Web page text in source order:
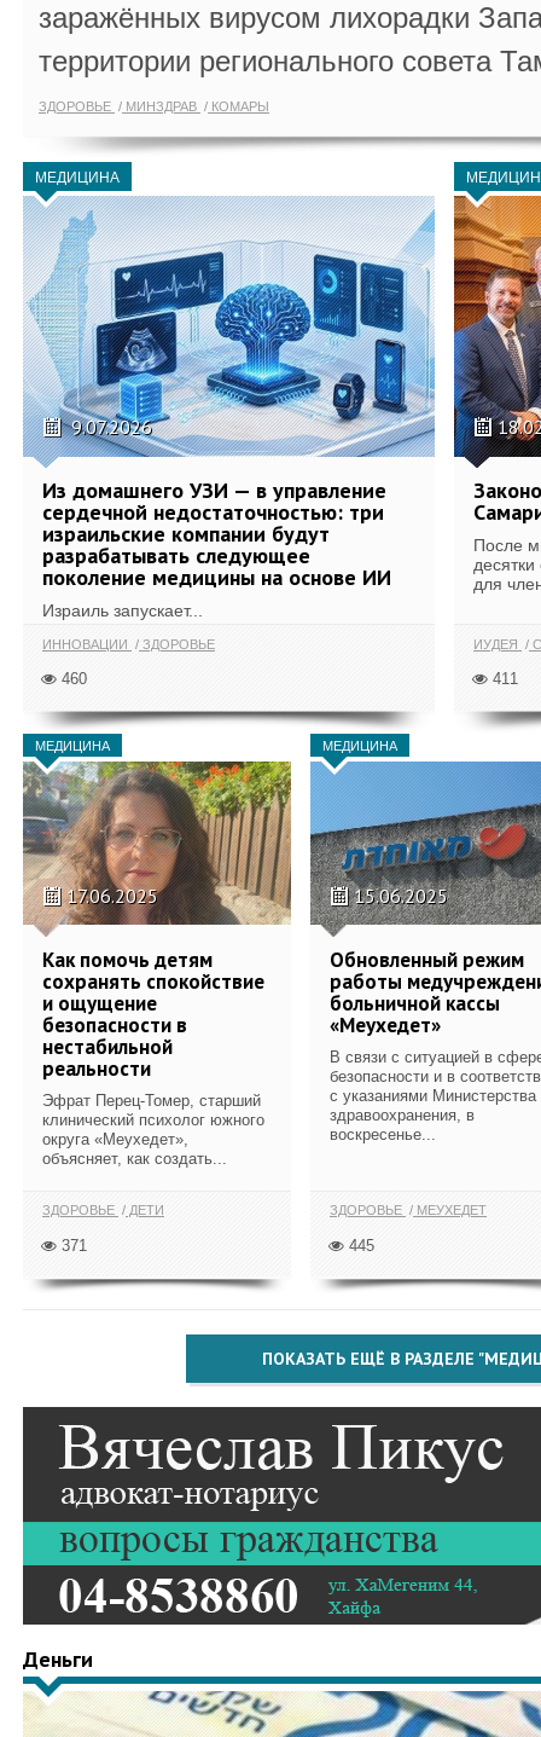
заражённых вирусом лихорадки
территории регионального совета
ЗДОРОВЬЕ МИНЗДРАВ КОМАРЫ
МЕДИЦИНА
9.07.2026
Из домашнего УЗИ — в управление
сердечной недостаточностью: три
израильские компании будут
разрабатывать следующее
поколение медицины на основе ИИ
Израиль запускает...
ИННОВАЦИИ ЗДОРОВЬЕ
460
После
для
ИУДЕЯ
411
МЕДИЦИНА
17.06.2025
Как помочь детям
сохранять спокойствие
и ощущение
безопасности в
нестабильной
реальности
Эфрат Перец-Томер, старший
клинический психолог южного
округа «Меухедет»,
объясняет, как создать...
ЗДОРОВЬЕ ДЕТИ
371
МЕДИЦИНА
15.06.2025
Обновленный режим
работы
больничной кассы
«Меухедет»
В связи с ситуацией в
безопасности и в
с указаниями Министерства
здравоохранения, в
воскресенье...
ЗДОРОВЬЕ МЕУХЕДЕТ
445
ПОКАЗАТЬ ЕЩЁ В РАЗДЕЛЕ
Деньги